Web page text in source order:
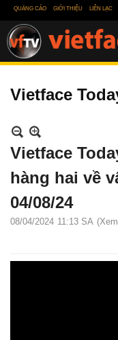
QUẢNG CÁO GIỚI THIỆU LIÊN LẠC
Vietface
Vietface
hàng hai về
04/08/24
08/04/2024 11:13 SA